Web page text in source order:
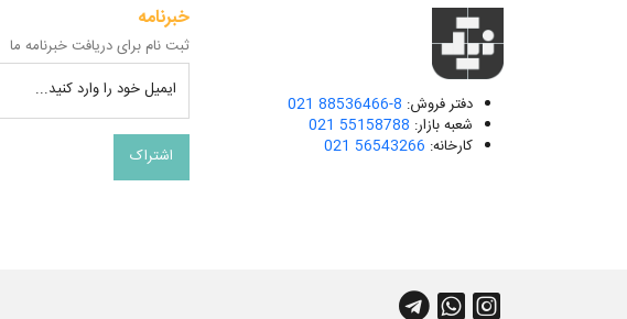
دفتر فروش: 021 88536466-8
شعبه بازار: 021 55158788
کارخانه: 021 56543266
خبرنامه
ثبت نام برای دریافت خبرنامه ما
ایمیل خود را وارد کنید...
اشتراک
کانال آپارات
چت واتس اپ
کانال تلگرام